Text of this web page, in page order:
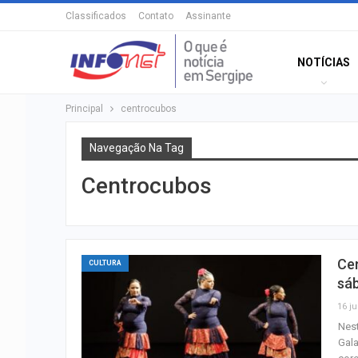
Classificados Contato Assinante
NOTÍCIAS
Principal centrocubos
Navegação Na Tag
Centrocubos
CULTURA
16